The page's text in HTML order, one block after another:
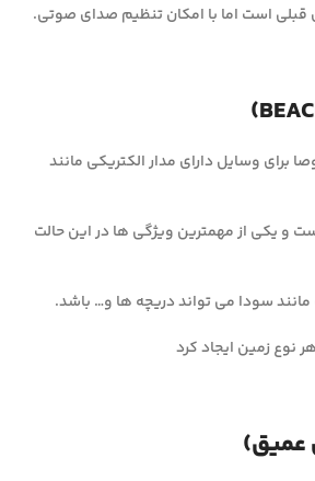
قبلی است اما با امکان تنظیم صدای صوتی.
وسایل دارای مدار الکتریکی مانند
و یکی از مهمترین ویژگی ها در این حالت
سودا می تواند دریچه ها و… باشد.
نوع زمین ایجاد کرد